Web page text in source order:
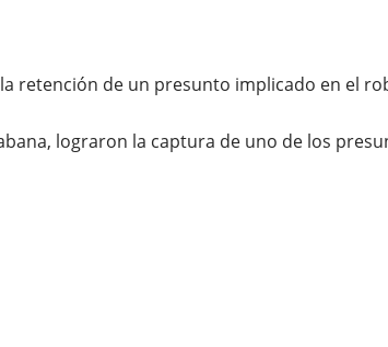
retención de un presunto implicado en el
lograron la captura de uno de los